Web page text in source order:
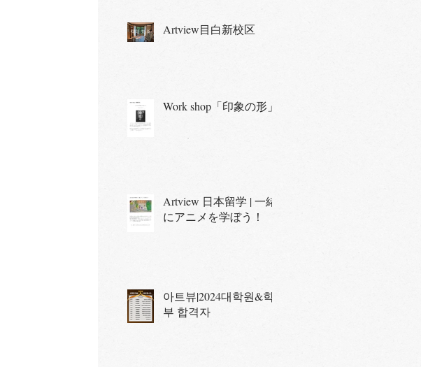
Artview目白新校区
Work shop「印象の形」
Artview 日本留学 | 一緒
にアニメを学ぼう！
아트뷰|2024대학원&학
부 합격자